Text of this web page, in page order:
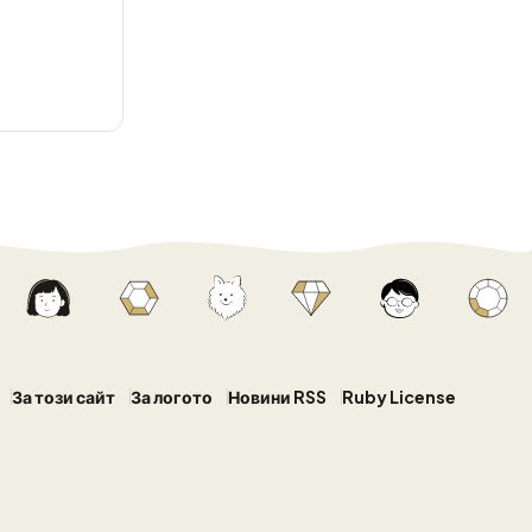
За този сайт За логото Новини RSS Ruby License